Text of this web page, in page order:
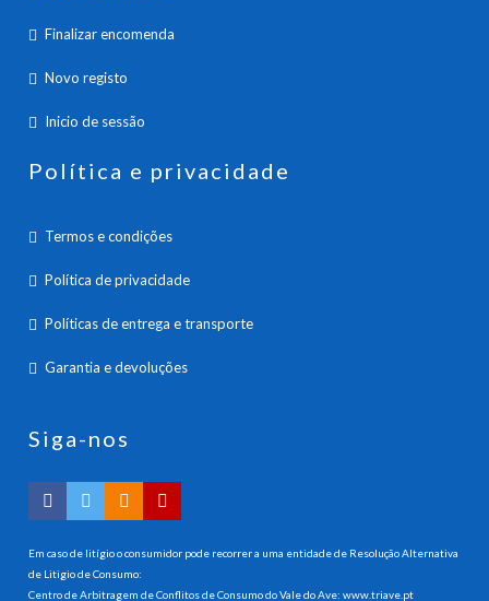
Finalizar encomenda
Novo registo
Inicio de sessão
Política e privacidade
Termos e condições
Política de privacidade
Políticas de entrega e transporte
Garantia e devoluções
Siga-nos
Em caso de litígio o consumidor pode recorrer a uma entidade de Resolução Alternativa
de Litigio de Consumo:
Centro de Arbitragem de Conflitos de Consumo do Vale do Ave:www.triave.pt